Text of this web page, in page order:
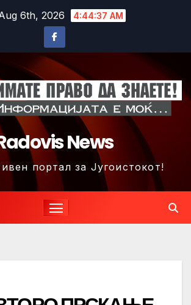
6th, 2026 4:44:40 AM
News
портал за Југоистокот!